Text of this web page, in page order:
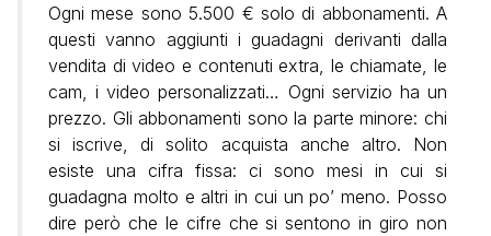
Ogni mese sono 5.500 € solo di abbonamenti. A
questi vanno aggiunti i guadagni derivanti dalla
vendita di video e contenuti extra, le chiamate, le
cam, i video personalizzati… Ogni servizio ha un
prezzo. Gli abbonamenti sono la parte minore: chi
si iscrive, di solito acquista anche altro. Non
esiste una cifra fissa: ci sono mesi in cui si
guadagna molto e altri in cui un po’ meno. Posso
dire però che le cifre che si sentono in giro non